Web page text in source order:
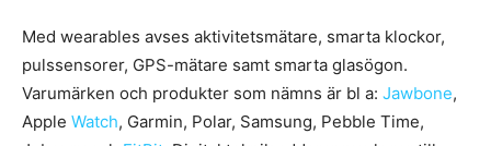
Med wearables avses aktivitetsmätare, smarta klockor,
pulssensorer, GPS-mätare samt smarta glasögon.
Varumärken och produkter som nämns är bl a: Jawbone,
Apple Watch, Garmin, Polar, Samsung, Pebble Time,